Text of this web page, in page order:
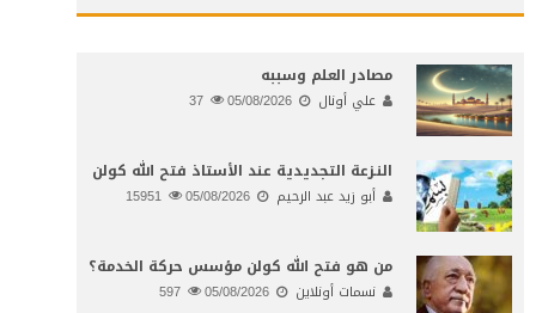
مصادر العلم وسببه
علي أونال 05/08/2026
النـزعة التجديدية عند الأستاذ فتح الله كولن
أبو زيد عبد الرحيم 05/08/2026
من هو فتح الله كولن مؤسس حركة الخدمة؟
نسمات أونلاين 05/08/2026